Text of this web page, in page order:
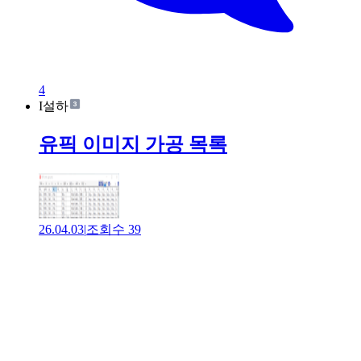
4
I설하
유픽 이미지 가공 목록
26.04.03|조회수 39